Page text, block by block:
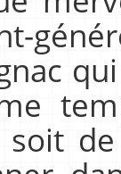
soit